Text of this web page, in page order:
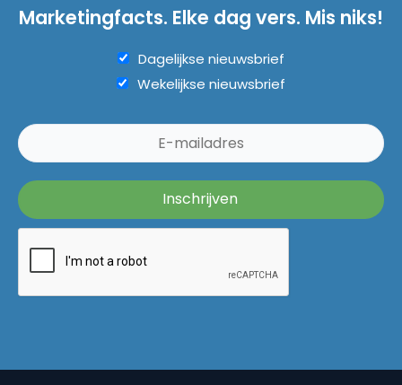
Marketingfacts. Elke dag vers. Mis niks!
Dagelijkse nieuwsbrief
Wekelijkse nieuwsbrief